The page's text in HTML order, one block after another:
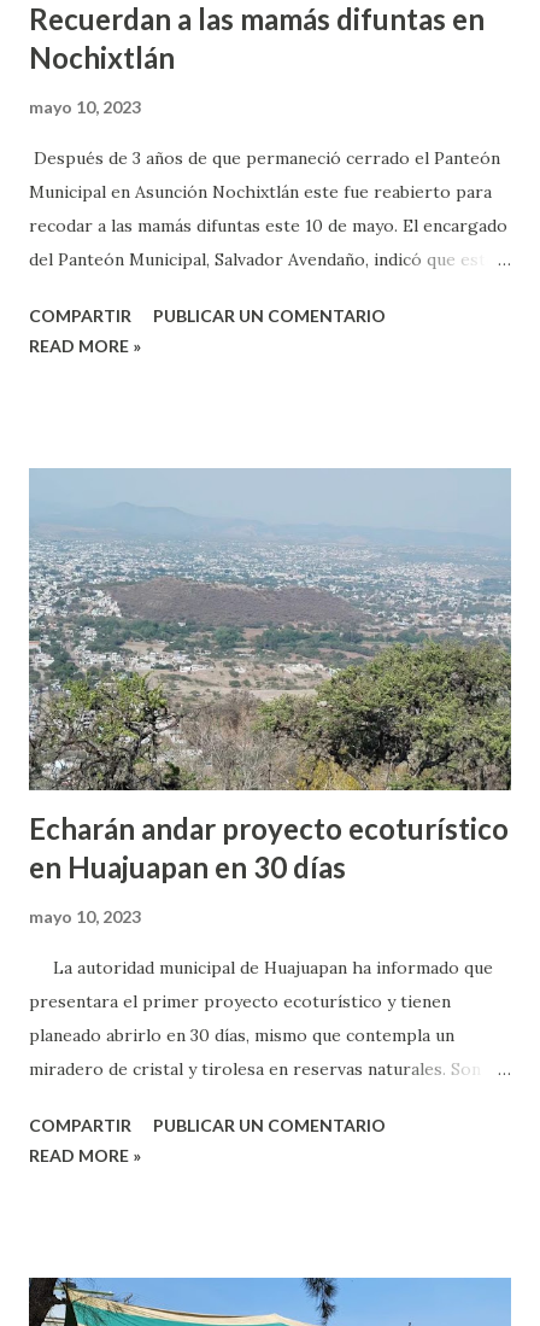
Recuerdan a las mamás difuntas en
Nochixtlán
mayo 10, 2023
Después de 3 años de que permaneció cerrado el Panteón
Municipal en Asunción Nochixtlán este fue reabierto para
recodar a las mamás difuntas este 10 de mayo. El encargado
del Panteón Municipal, Salvador Avendaño, indicó que este
lo que la autoridad municipal decidió abrirlo y este sitio
restricciones, por lo que este 10 de mayo desde la media
noche se observó la presencia de personas quienes vienen
a visitar a sus difuntos”. Recalcó que las personas acudieron
a la medianoche del 10 de mayo a dar serena al camposanto,
sin embrago, este lugar permaneció abierto desde las 6 e la
mañana hasta las 7 de la tarde de 10 de mayo. Agregó que
después ...
COMPARTIR
PUBLICAR UN COMENTARIO
READ MORE »
Echarán andar proyecto ecoturístico
en Huajuapan en 30 días
mayo 10, 2023
La autoridad municipal de Huajuapan ha informado que
presentara el primer proyecto ecoturístico y tienen
planeado abrirlo en 30 días, mismo que contempla un
miradero de cristal y tirolesa en reservas naturales. Son
inaugurar en Huajuapan, el primero es: el mirador de cristal
Antropología e Historia (INAH). El segundo es la tirolesa
COMPARTIR
PUBLICAR UN COMENTARIO
READ MORE »